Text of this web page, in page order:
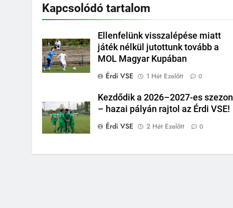
Kapcsolódó tartalom
Ellenfelünk visszalépése miatt
játék nélkül jutottunk tovább a
MOL Magyar Kupában
Érdi VSE
1 Hét Ezelőtt 0
Kezdődik a 2026–2027-es szezon
– hazai pályán rajtol az Érdi VSE!
Érdi VSE
2 Hét Ezelőtt 0